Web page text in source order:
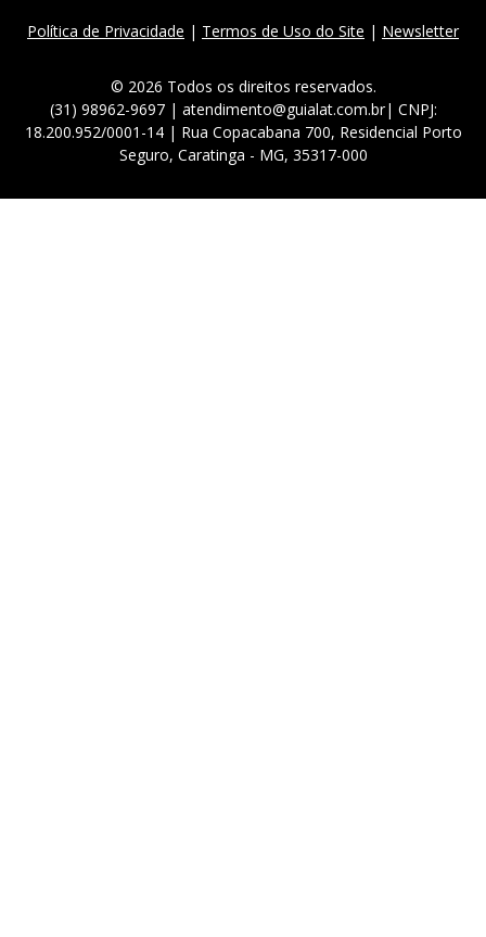
Política de Privacidade | Termos de Uso do Site | Newsletter
© 2026 Todos os direitos reservados.
(31) 98962-9697 | atendimento@guialat.com.br| CNPJ:
18.200.952/0001-14 | Rua Copacabana 700, Residencial Porto
Seguro, Caratinga - MG, 35317-000